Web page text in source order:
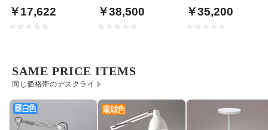
￥17,622 ￥38,500 ￥35,200
同じ価格帯のデスクライト
SAME PRICE ITEMS